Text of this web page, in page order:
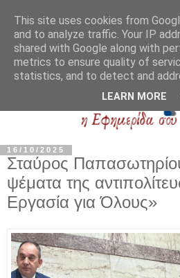
16/10/2025
Σταύρος
ψέματα της
Εργασία για Όλους»
This site uses cookies from
and to analyze traffic. Your IP
shared with Google along with
metrics to ensure quality of
statistics, and to detect and
LEARN MORE